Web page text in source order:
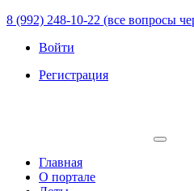
8 (992) 248-10-22 (все вопросы
Войти
Регистрация
Главная
О портале